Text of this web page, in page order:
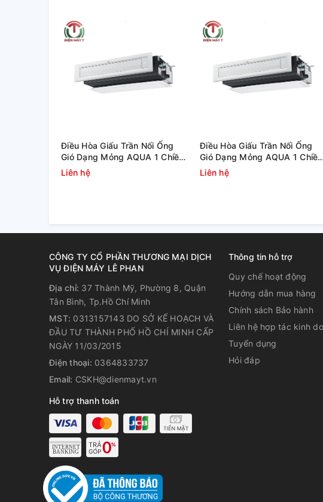
Điều Hòa Giấu Trần Nối Ống
Gió Dạng Mỏng AQUA 1 Chiều
Inverter 25.000 BTU
(1U71S1PJ2SA/AD71S2SS1FA/P1B-
Liên hệ
Điều Hòa Giấu Trần Nối Ống
Gió Dạng Mỏng AQUA 1 Chiều
Inverter 18.000 BTU
(1U50S1PJ2SA/
Liên hệ
CÔNG TY CỔ PHẦN THƯƠNG MẠI DỊCH
VỤ ĐIỆN MÁY LÊ PHAN
Địa chỉ: 37 Thành Mỹ, Phường 8, Quận
Tân Bình, Tp.Hồ Chí Minh
MST: 0313157143 DO SỞ KẾ HOẠCH VÀ
ĐẦU TƯ THÀNH PHỐ HỒ CHÍ MINH CẤP
NGÀY 11/03/2015
Điện thoại: 0364833737
Email: CSKH@dienmayt.vn
Hỗ trợ thanh toán
Thông tin hỗ trợ
Quy chế hoạt động
Hướng dẫn mua hàng
Chính sách Bảo hành
Liên hệ hợp tác kinh
Tuyển dụng
Hỏi đáp